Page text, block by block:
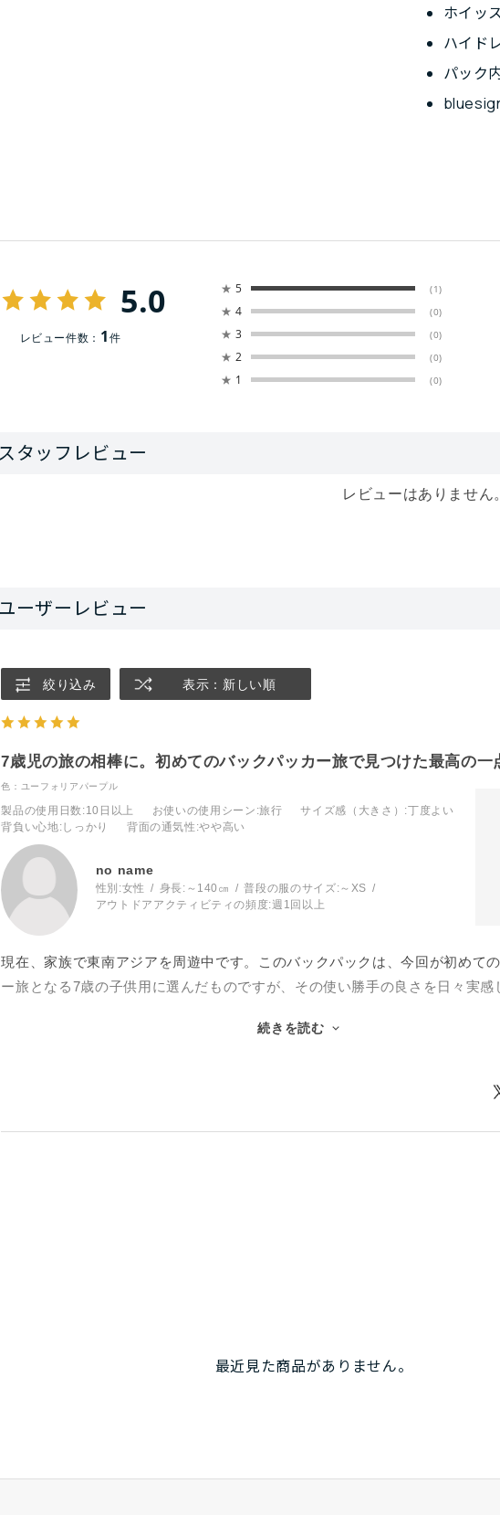
ホイッ
ハイド
パック
5.0
レビュー件数： 1件
★ 5 (1)
★ 4 (0)
★ 3 (0)
★ 2 (0)
★ 1 (0)
絞り込み 表示：新しい順
7歳児の旅の相棒に。初めてのバックパッカー旅で見つけた最高の一
色：ユーフォリアパープル
製品の使用日数 :10日以上 お使いの使用シーン :旅行 サイズ感（大きさ） :丁度よい
背負い心地:しっかり 背面の通気性 :やや高い
no name
性別:女性 身長: ～140㎝ 普段の服のサイズ:～XS
アウトドアアクティビティの頻度:週1回以上
現在、家族で東南アジアを周遊中です。このバックパックは、今回が初めて
ー旅となる7歳の子供用に選んだものですが、その使い勝手の良さを日々実感
用顔負けの作りで、しっかりと体にフィットするため、自分の荷物を背負っ
プルさも大きな魅力です。
出会えました。
続きを読む
レビューはありません
最近見た商品がありません。